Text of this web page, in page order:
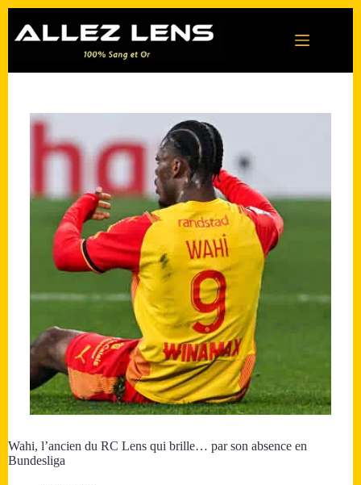
contenu
Wahi, l’ancien du RC Lens qui brille… par son absence en
Bundesliga